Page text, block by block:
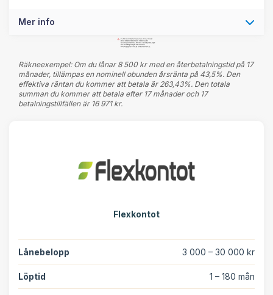
Mer info
Räkneexempel: Om du lånar 8 500 kr med en återbetalningstid på 17
månader, tillämpas en nominell obunden årsränta på 43,5%. Den
effektiva räntan du kommer att betala är 263,43%. Den totala
summan du kommer att betala efter 17 månader och 17
betalningstillfällen är 16 971 kr.
Flexkontot
Lånebelopp 3 000 – 30 000 kr
Löptid 1 – 180 mån